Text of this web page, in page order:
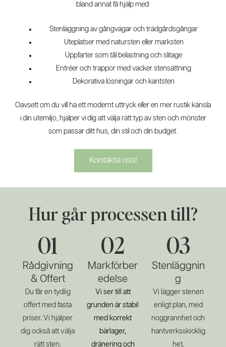
bland annat få hjälp med:
Stenläggning av gångvägar och trädgårdsgångar
Uteplatser med natursten eller marksten
Uppfarter som tål belastning och slitage
Entréer och trappor med vacker stensättning
Dekorativa lösningar och kantsten
Oavsett om du vill ha ett modernt uttryck eller en mer rustik känsla
i din utemiljö, hjälper vi dig att välja rätt typ av sten och mönster
som passar ditt hus, din stil och din budget.
Kontakta oss!
Hur går processen till?
01
Rådgivning
& Offert
Du får en tydlig
offert med fasta
priser. Vi hjälper
dig också att välja
rätt sten.
02
Markförber
edelse
Vi ser till att
grunden är stabil
med korrekt
bärlager,
dränering och
03
Stenläggnin
g
Vi lägger stenen
enligt plan, med
noggrannhet och
hantverksskicklig
het.